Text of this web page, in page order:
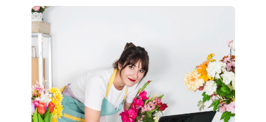
Conoce qué es la floristería y enamórate de los